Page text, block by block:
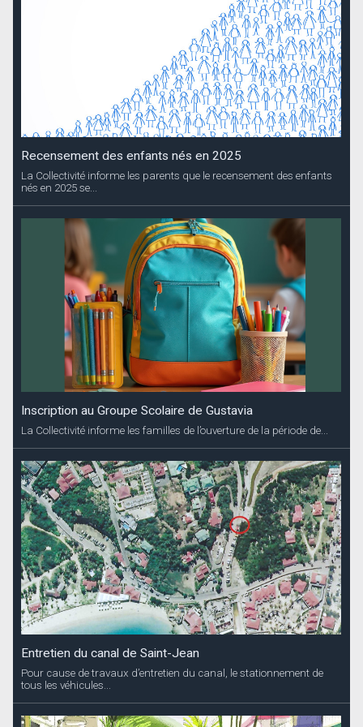
Inscription au Groupe Scolaire de Gustavia
La Collectivité informe les familles de l’ouverture de la période de...
Entretien du canal de Saint-Jean
Pour cause de travaux d’entretien du canal, le stationnement de
tous les véhicules...
Marché de Saint-Barth
Les inscriptions pour la première session de l’année 2025 du
Marché de...